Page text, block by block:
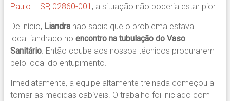
Paulo – SP, 02860-001 , a situação não poderia estar pior.
De início, Liandranão sabia que o problema estava
locaLiandrado no encontro na tubulação do Vaso
Sanitário. Então coube aos nossos técnicos procurarem
pelo local do entupimento.
Imediatamente, a equipe altamente treinada começou a
tomar as medidas cabíveis. O trabalho foi iniciado com